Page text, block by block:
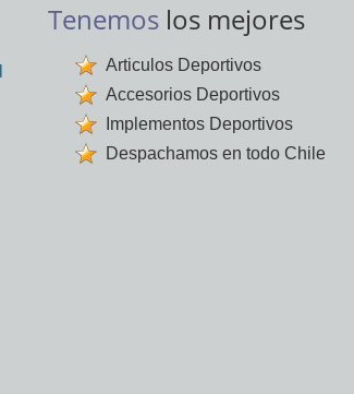
Tenemos los mejores
Articulos Deportivos
Accesorios Deportivos
Implementos Deportivos
Despachamos en todo Chile